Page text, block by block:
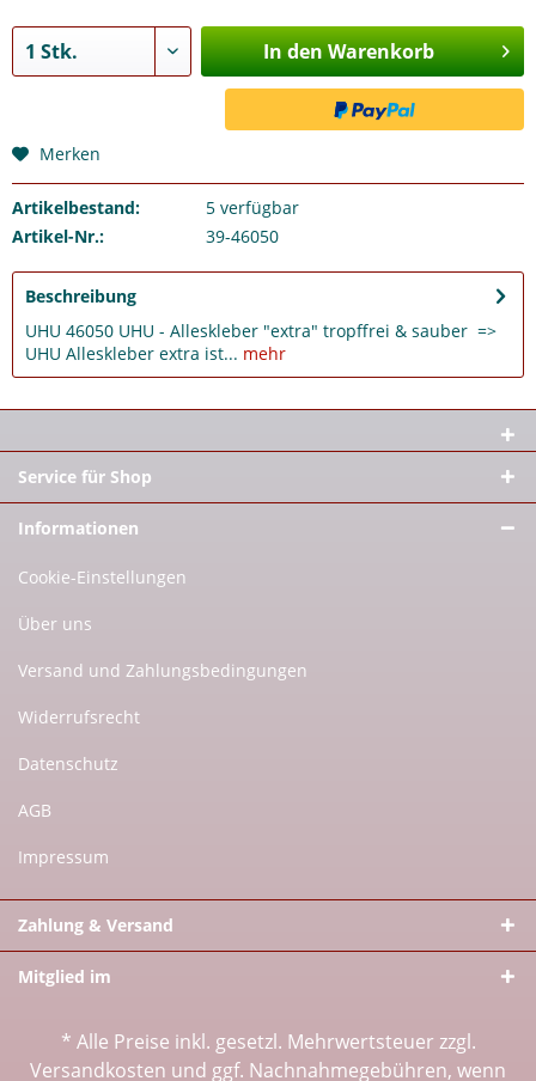
In den Warenkorb
Merken
Artikelbestand: 5verfügbar
Artikel-Nr.:
39-46050
Beschreibung
UHU 46050 UHU - Alleskleber "extra" tropffrei & sauber =>
UHU Alleskleber extra ist... mehr
Service für Shop
Informationen
Cookie-Einstellungen
Über uns
Versand und Zahlungsbedingungen
Widerrufsrecht
Datenschutz
AGB
Impressum
Zahlung & Versand
Mitglied im
* Alle Preise inkl. gesetzl. Mehrwertsteuer zzgl.
Versandkosten und ggf. Nachnahmegebühren, wenn